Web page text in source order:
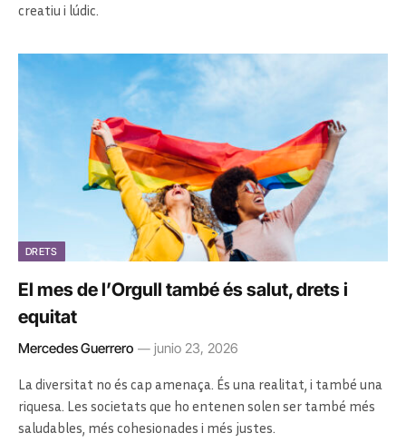
creatiu i lúdic.
DRETS
El mes de l’Orgull també és salut, drets i
equitat
Mercedes Guerrero junio 23, 2026
La diversitat no és cap amenaça. És una realitat, i també una
riquesa. Les societats que ho entenen solen ser també més
saludables, més cohesionades i més justes.